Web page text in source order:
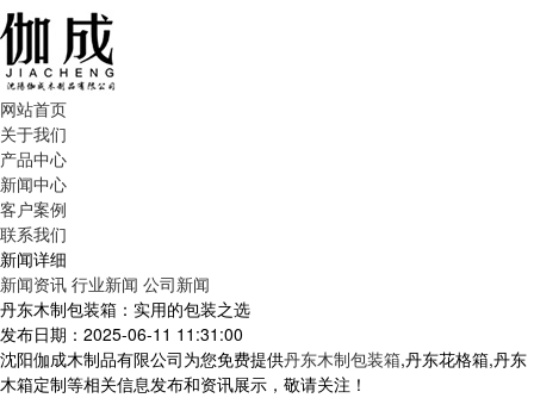
网站首页
关于我们
产品中心
新闻中心
客户案例
联系我们
新闻详细
新闻资讯 行业新闻 公司新闻
丹东木制包装箱：实用的包装之选​​
发布日期：2025-06-11 11:31:00
沈阳伽成木制品有限公司为您免费提供丹东木制包装箱,丹东花格箱,丹东
木箱定制等相关信息发布和资讯展示，敬请关注！